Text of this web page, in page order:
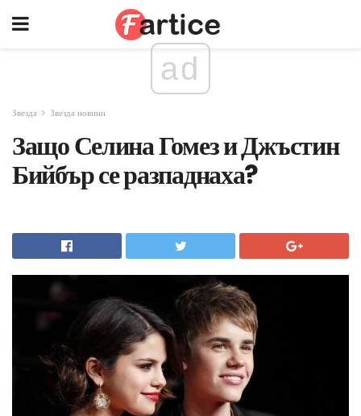
ad
Звезда Звезда новини
Защо Селина Гомез и Джъстин
Бийбър се разпаднаха?